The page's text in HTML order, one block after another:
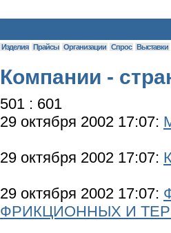
Изделия Прайсы Организации Спрос Выставки
Компании -
501 : 601
29 октября 2002 17:07:
29 октября 2002 17:07:
29 октября 2002 17:07:
ФРИКЦИОННЫХ И